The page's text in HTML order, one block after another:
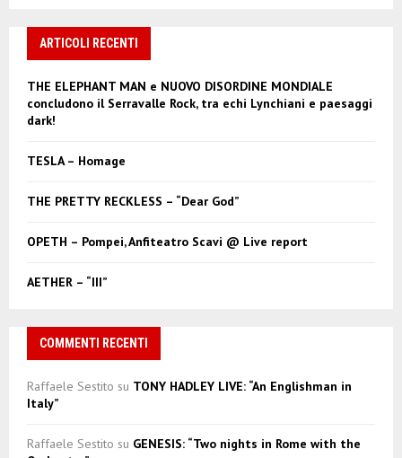
h
r
ARTICOLI RECENTI
THE ELEPHANT MAN e NUOVO DISORDINE MONDIALE
concludono il Serravalle Rock, tra echi Lynchiani e paesaggi
dark!
TESLA – Homage
THE PRETTY RECKLESS – “Dear God”
OPETH – Pompei, Anfiteatro Scavi @ Live report
AETHER – “III”
COMMENTI RECENTI
Raffaele Sestito su TONY HADLEY LIVE: “An Englishman in
Italy”
Raffaele Sestito su GENESIS: “Two nights in Rome with the